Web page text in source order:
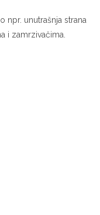
npr. unutrašnja strana
i zamrzivačima.